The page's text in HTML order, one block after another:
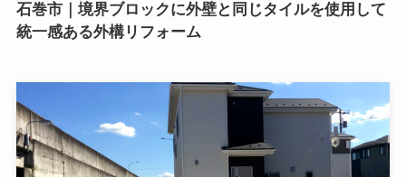
石巻市｜境界ブロックに外壁と同じタイルを使用して
統一感ある外構リフォーム